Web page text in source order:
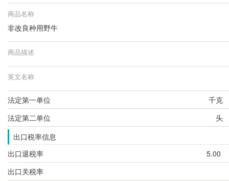
商品名称
非改良种用野牛
商品描述
英文名称
法定第一单位
千克
法定第二单位
头
出口税率信息
出口退税率
5.00
出口关税率